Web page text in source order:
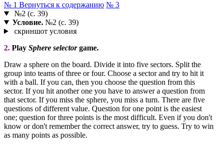
№ 1 Вернуться к содержанию № 3
№2 (с. 39)
Условие.№2 (с. 39)
скриншот условия
2. Play Sphere selectorgame.
Draw a sphere on the board. Divide it into five sectors. Split the
group into teams of three or four. Choose a sector and try to hit it
with a ball. If you can, then you choose the question from this
sector. If you hit another one you have to answer a question from
that sector. If you miss the sphere, you miss a turn. There are five
questions of different value. Question for one point is the easiest
one; question for three points is the most difficult. Even if you don't
know or don't remember the correct answer, try to guess. Try to win
as many points as possible.